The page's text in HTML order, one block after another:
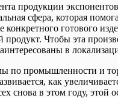
продукции
сфера, которая
конкретного готового
продукт. Чтобы эта
в
по промышленности и
как
снова в этом году,